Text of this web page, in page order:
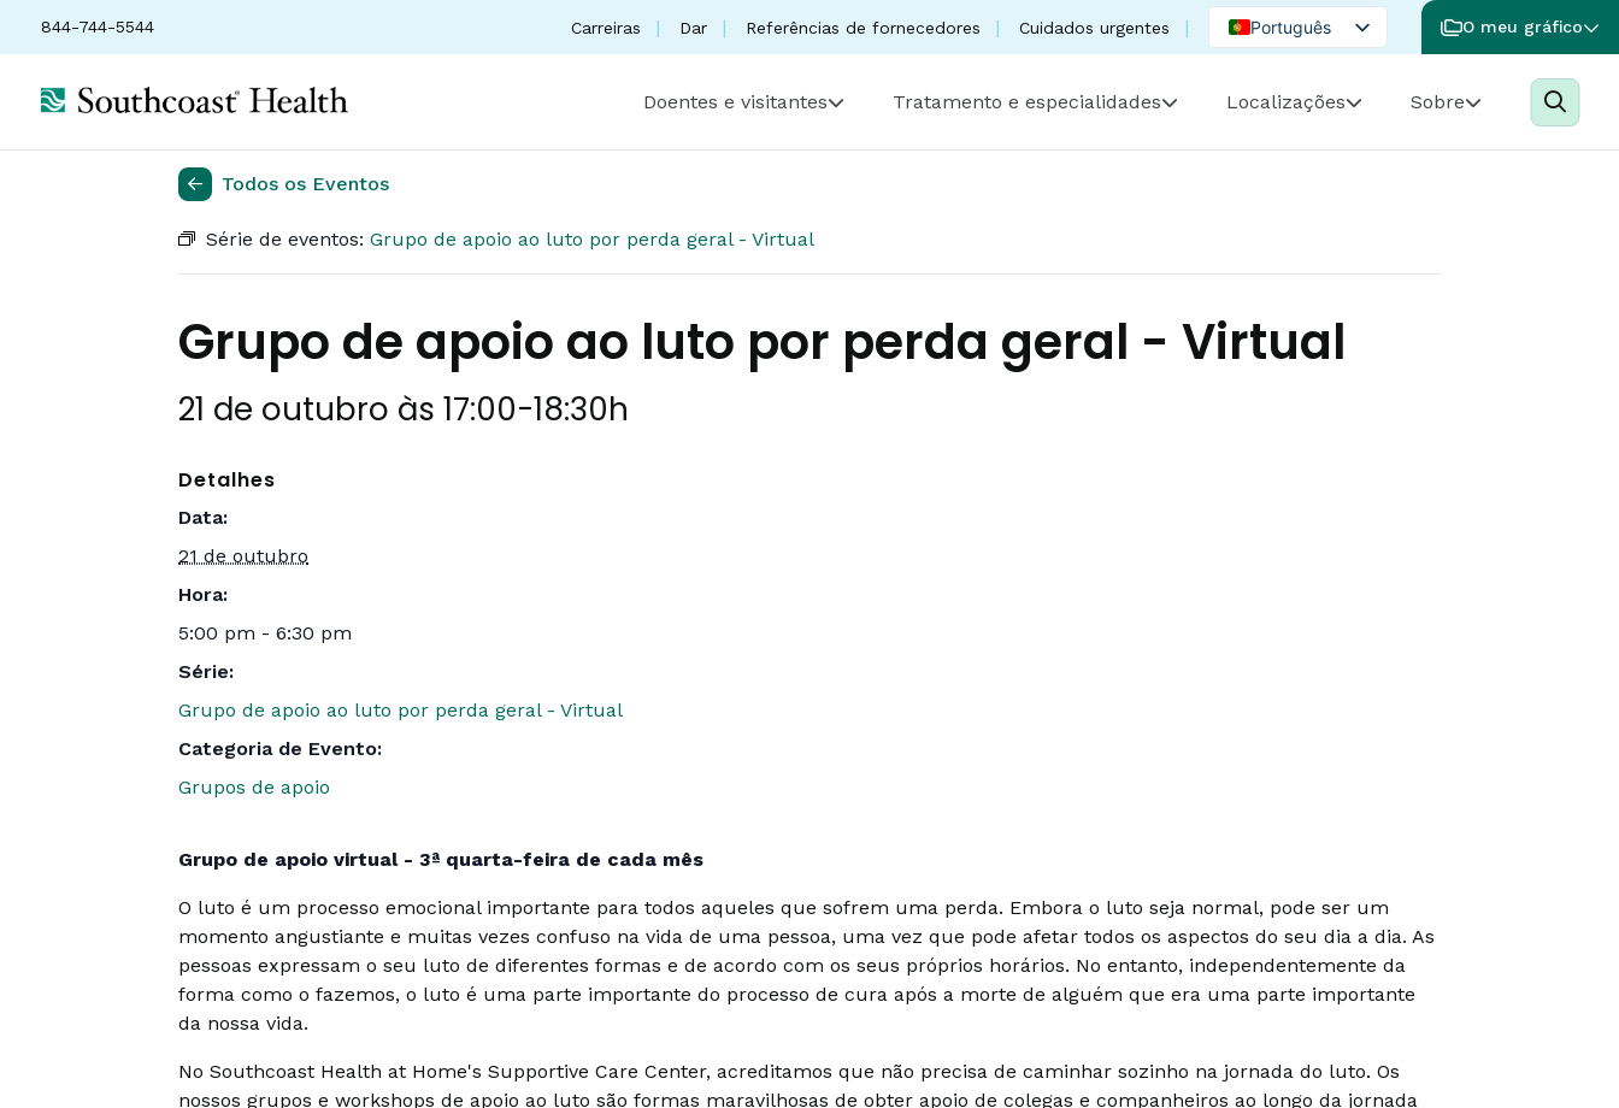
844-744-5544 Carreiras Dar Referências de fornecedores Cuidados urgentes
Português
Spanish
O meu gráfico
Doentes e visitantes Tratamento e especialidades Localizações Sobre
Todos os Eventos
Série de eventos: Grupo de apoio ao luto por perda geral - Virtual
Grupo de apoio ao luto por perda geral - Virtual
21 de outubro às 17:00-18:30h
Detalhes
Data:
21 de outubro
Hora:
5:00 pm - 6:30 pm
Série:
Grupo de apoio ao luto por perda geral - Virtual
Categoria de Evento:
Grupos de apoio
Grupo de apoio virtual - 3ª quarta-feira de cada mês
O luto é um processo emocional importante para todos aqueles que sofrem uma perda. Embora o luto seja normal, pode ser um
momento angustiante e muitas vezes confuso na vida de uma pessoa, uma vez que pode afetar todos os aspectos do seu dia a dia. As
pessoas expressam o seu luto de diferentes formas e de acordo com os seus próprios horários. No entanto, independentemente da
forma como o fazemos, o luto é uma parte importante do processo de cura após a morte de alguém que era uma parte importante
da nossa vida.
No Southcoast Health at Home's Supportive Care Center, acreditamos que não precisa de caminhar sozinho na jornada do luto. Os
nossos grupos e workshops de apoio ao luto são formas maravilhosas de obter apoio de colegas e companheiros ao longo da jornada